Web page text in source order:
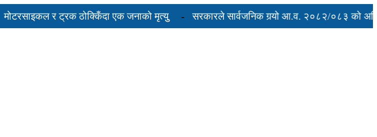
र ट्रक ठोक्किँदा एक जनाको मृत्युु
सरकारले सार्वजनिक गर्‍यो आ.व. २०८२/०८३ को अन्तिम